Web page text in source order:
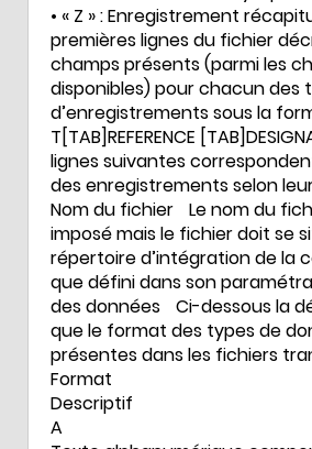
• « Z » : Enregistrement
premières lignes du fichier
champs présents (parmi les
disponibles) pour chacun des
d’enregistrements sous la
T[TAB]REFERENCE
lignes suivantes
des enregistrements selon
Nom du fichier Le nom du
imposé mais le fichier doit se
répertoire d’intégration de la
que défini dans son
des données Ci-dessous la
que le format des types de
présentes dans les fichiers
Format
Descriptif
A